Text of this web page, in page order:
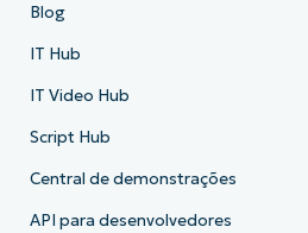
Blog
IT Hub
IT Video Hub
Script Hub
Central de demonstrações
API para desenvolvedores